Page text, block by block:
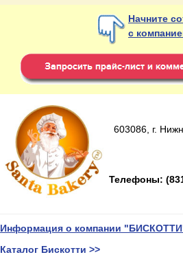
Начните
с
603086, г.
Телефоны:
Информация о компании
Каталог Бискотти >>